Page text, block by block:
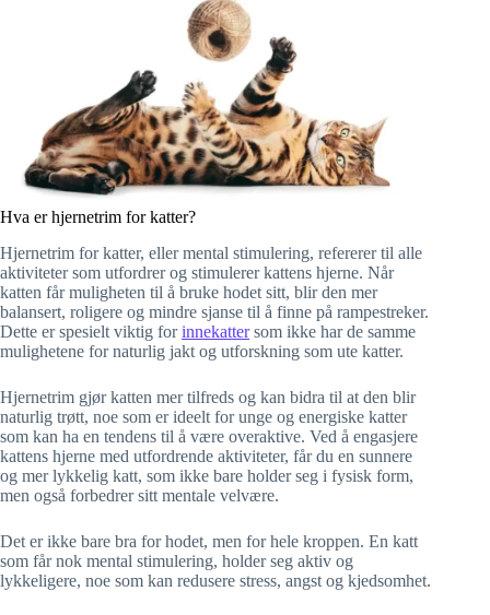
Hva er hjernetrim for katter?
Hjernetrim for katter, eller mental stimulering, refererer til alle
aktiviteter som utfordrer og stimulerer kattens hjerne. Når
katten får muligheten til å bruke hodet sitt, blir den mer
balansert, roligere og mindre sjanse til å finne på rampestreker.
Dette er spesielt viktig forinnekattersom ikke har de samme
mulighetene for naturlig jakt og utforskning som ute katter.
Hjernetrim gjør katten mer tilfreds og kan bidra til at den blir
naturlig trøtt, noe som er ideelt for unge og energiske katter
som kan ha en tendens til å være overaktive. Ved å engasjere
kattens hjerne med utfordrende aktiviteter, får du en sunnere
og mer lykkelig katt, som ikke bare holder seg i fysisk form,
men også forbedrer sitt mentale velvære.
Det er ikke bare bra for hodet, men for hele kroppen. En katt
som får nok mental stimulering, holder seg aktiv og
lykkeligere, noe som kan redusere stress, angst og kjedsomhet.